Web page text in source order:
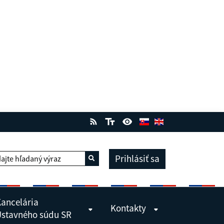
hľadaný výraz Vyhľadať Prihlásiť sa
súdu SR
Kontakty